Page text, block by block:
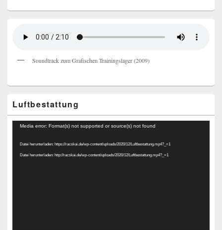
Soundtrack zum Grafischen Trainingslager (2009)
Luftbestattung
Video-
Media error: Format(s) not supported or source(s) not found
Datei herunterladen: https://racskai.de/wp-content/uploads/2020/12/Luftbestattung.mp4?_=1
Datei herunterladen: http://racskai.de/wp-content/uploads/2020/12/Luftbestattung.mp4?_=1